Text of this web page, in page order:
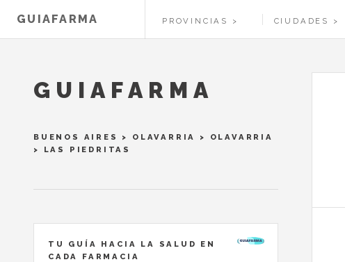
GUIAFARMA PROVINCIAS CIUDADES
GUIAFARMA
BUENOS AIRES > OLAVARRIA > OLAVARRIA
> LAS PIEDRITAS
TU GUÍA HACIA LA SALUD EN
CADA FARMACIA